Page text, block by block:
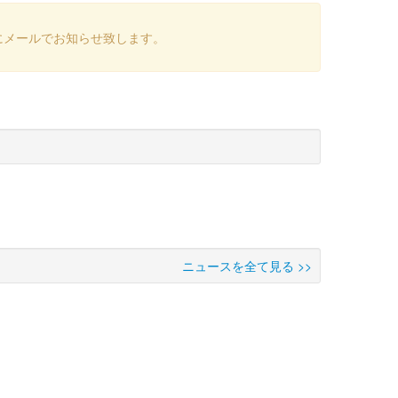
ールでお知らせ致します。
ニュースを全て見る >>